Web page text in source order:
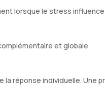
lorsque le stress
et globale.
réponse individuelle. Une